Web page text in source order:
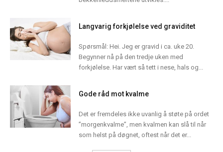
Langvarig forkjølelse ved graviditet
Spørsmål: Hei. Jeg er gravid i ca. uke 20.
Begynner nå på den tredje uken med
forkjølelse. Har vært så tett i nese, hals og...
Gode råd mot kvalme
Det er fremdeles ikke uvanlig å støte på ordet
”morgenkvalme”, men kvalmen kan slå til når
som helst på døgnet, oftest når det er...